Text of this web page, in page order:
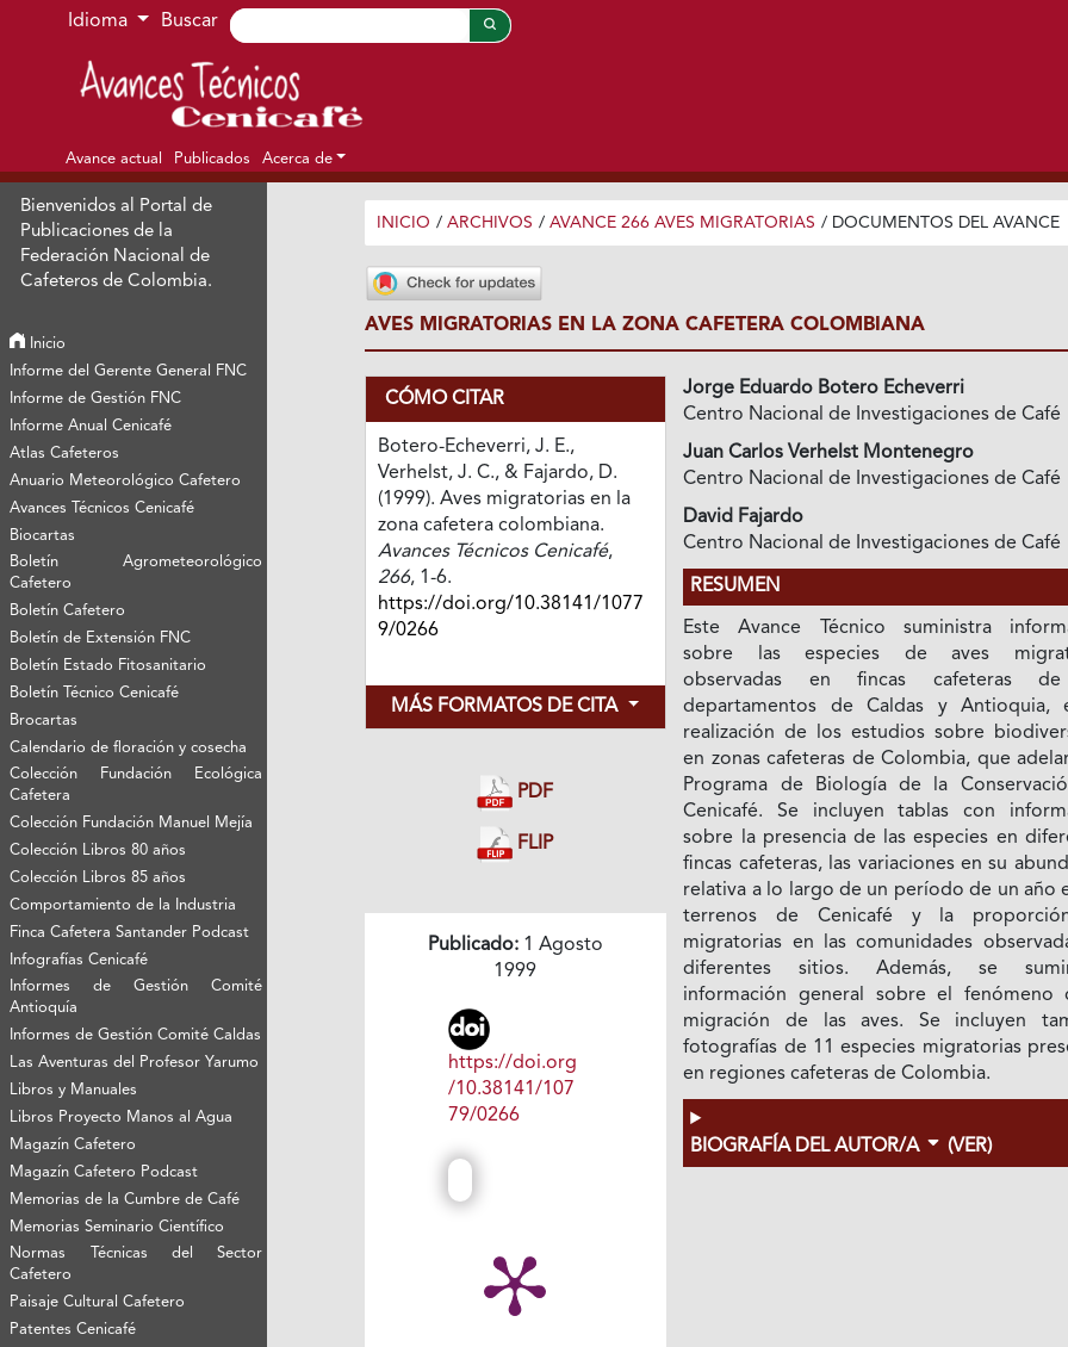
Ir al menú de navegación principal
Ir al contenido principal
Ir al pie de página del sitio
Idioma Buscar
Avance actual Publicados Acerca de
Bienvenidos al Portal de
Publicaciones de la
Federación Nacional de
Cafeteros de Colombia.
Inicio
Informe del Gerente General FNC
Informe de Gestión FNC
Informe Anual Cenicafé
Atlas Cafeteros
Anuario Meteorológico Cafetero
Avances Técnicos Cenicafé
Biocartas
Boletín Agrometeorológico
Cafetero
Boletín Cafetero
Boletín de Extensión FNC
Boletín Estado Fitosanitario
Boletín Técnico Cenicafé
Brocartas
Calendario de floración y cosecha
Colección Fundación Ecológica
Cafetera
Colección Fundación Manuel Mejía
Colección Libros 80 años
Colección Libros 85 años
Comportamiento de la Industria
Finca Cafetera Santander Podcast
Infografías Cenicafé
Informes de Gestión Comité
Antioquía
Informes de Gestión Comité Caldas
Las Aventuras del Profesor Yarumo
Libros y Manuales
Libros Proyecto Manos al Agua
Magazín Cafetero
Magazín Cafetero Podcast
Memorias de la Cumbre de Café
Memorias Seminario Científico
Normas Técnicas del Sector
Cafetero
Paisaje Cultural Cafetero
Patentes Cenicafé
INICIO / ARCHIVOS / AVANCE 266 AVES MIGRATORIAS / DOCUMENTOS DEL AVANCE
AVES MIGRATORIAS EN LA ZONA CAFETERA COLOMBIANA
CÓMO CITAR
Botero-Echeverri, J. E.,
Verhelst, J. C., & Fajardo, D.
(1999). Aves migratorias en la
zona cafetera colombiana.
Avances Técnicos Cenicafé,
266, 1-6.
https://doi.org/10.38141/1077
9/0266
MÁS FORMATOS DE CITA
PDF
FLIP
Publicado:1 Agosto
1999
https://doi.org
/10.38141/107
79/0266
Jorge Eduardo Botero Echeverri
Centro Nacional de Investigaciones de Café
Juan Carlos Verhelst Montenegro
Centro Nacional de Investigaciones de Café
David Fajardo
Centro Nacional de Investigaciones de Café
RESUMEN
Este Avance Técnico suministra
sobre las especies de aves
observadas en fincas cafeteras
departamentos de Caldas y Antioquia,
realización de los estudios sobre
en zonas cafeteras de Colombia, que
Programa de Biología de la
Cenicafé. Se incluyen tablas con
sobre la presencia de las especies en
fincas cafeteras, las variaciones en su
relativa a lo largo de un período de un año
terrenos de Cenicafé y la
migratorias en las comunidades
diferentes sitios. Además, se
información general sobre el fenómeno
migración de las aves. Se incluyen
fotografías de 11 especies migratorias
en regiones cafeteras de Colombia.
BIOGRAFÍA DEL AUTOR/A (VER)